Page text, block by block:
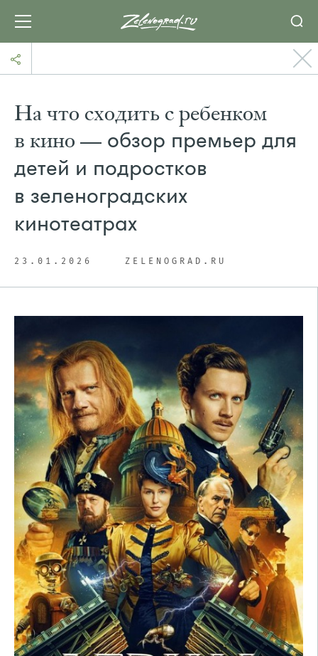
На что сходить с ребенком
в кино — обзор премьер для
детей и подростков
в зеленоградских
кинотеатрах
23.01.2026 ZELENOGRAD.RU